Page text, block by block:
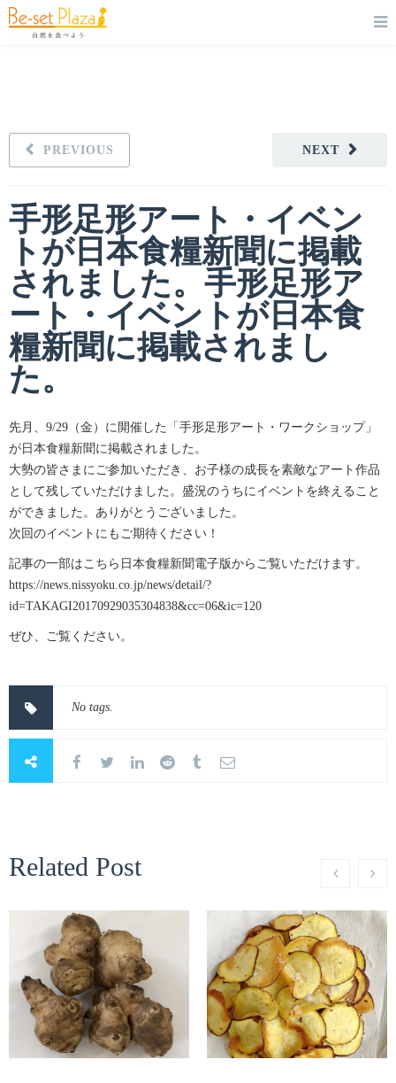
NEXT
PREVIOUS
手形足形アート・イベン
トが日本食糧新聞に掲載
されました。手形足形ア
ート・イベントが日本食
糧新聞に掲載されまし
た。
先月、9/29（金）に開催した「手形足形アート・ワークショップ」
が日本食糧新聞に掲載されました。
大勢の皆さまにご参加いただき、お子様の成長を素敵なアート作品
として残していただけました。盛況のうちにイベントを終えること
ができました。ありがとうございました。
次回のイベントにもご期待ください！
記事の一部はこちら日本食糧新聞電子版からご覧いただけます。
https://news.nissyoku.co.jp/news/detail/?
id=TAKAGI20170929035304838&cc=06&ic=120
ぜひ、ご覧ください。
No tags.
Related Post